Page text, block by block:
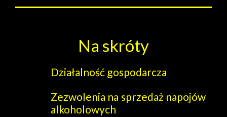
Na skróty
Działalność gospodarcza
Zezwolenia na sprzedaż napojów
alkoholowych